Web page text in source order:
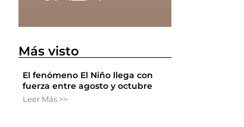
Más visto
El fenómeno El Niño llega con
fuerza entre agosto y octubre
Leer Más >>